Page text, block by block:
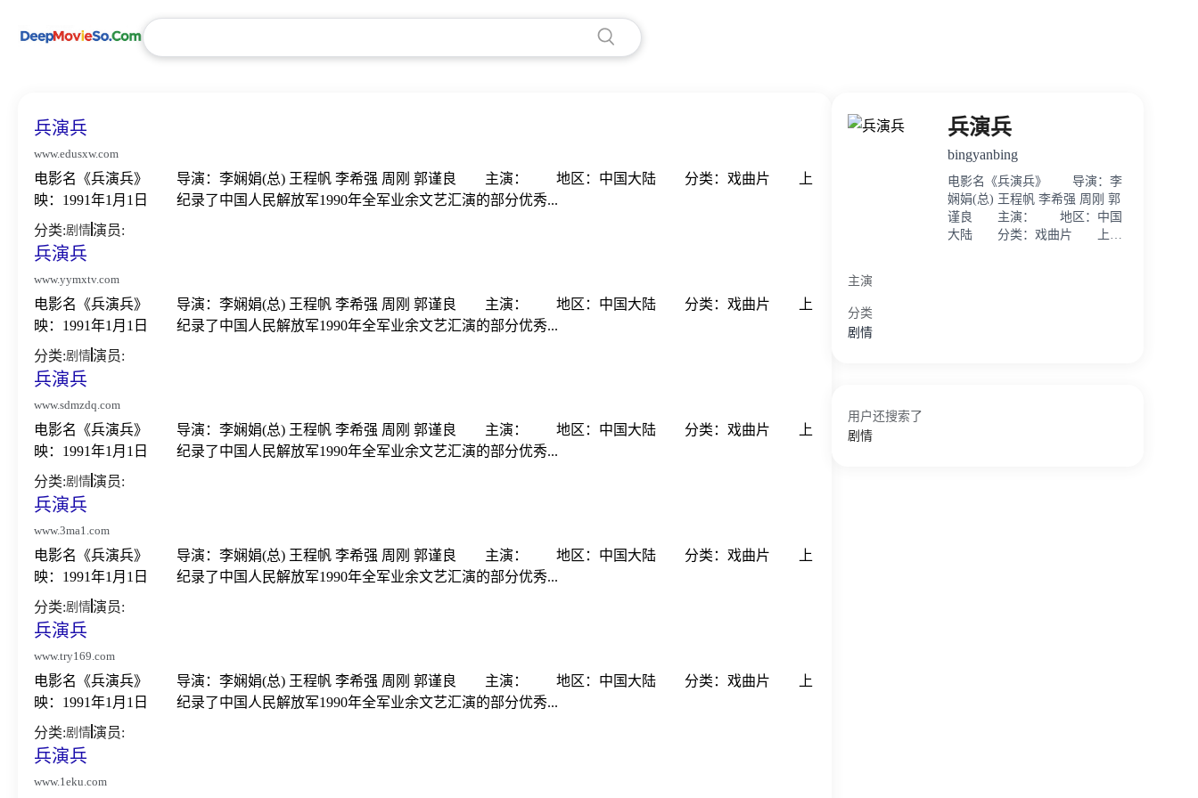
兵演兵
www.edusxw.com
电影名《兵演兵》 导演：李娴娟(总) 王程帆 李希强 周刚 郭谨良 主演： 地区：中国大陆 分类：戏曲片 上
映：1991年1月1日 纪录了中国人民解放军1990年全军业余文艺汇演的部分优秀...
分类:剧情演员:
兵演兵
www.yymxtv.com
电影名《兵演兵》 导演：李娴娟(总) 王程帆 李希强 周刚 郭谨良 主演： 地区：中国大陆 分类：戏曲片 上
映：1991年1月1日 纪录了中国人民解放军1990年全军业余文艺汇演的部分优秀...
分类:剧情演员:
兵演兵
www.sdmzdq.com
电影名《兵演兵》 导演：李娴娟(总) 王程帆 李希强 周刚 郭谨良 主演： 地区：中国大陆 分类：戏曲片 上
映：1991年1月1日 纪录了中国人民解放军1990年全军业余文艺汇演的部分优秀...
分类:剧情演员:
兵演兵
www.3ma1.com
电影名《兵演兵》 导演：李娴娟(总) 王程帆 李希强 周刚 郭谨良 主演： 地区：中国大陆 分类：戏曲片 上
映：1991年1月1日 纪录了中国人民解放军1990年全军业余文艺汇演的部分优秀...
分类:剧情演员:
兵演兵
www.try169.com
电影名《兵演兵》 导演：李娴娟(总) 王程帆 李希强 周刚 郭谨良 主演： 地区：中国大陆 分类：戏曲片 上
映：1991年1月1日 纪录了中国人民解放军1990年全军业余文艺汇演的部分优秀...
分类:剧情演员:
兵演兵
www.1eku.com
兵演兵
bingyanbing
电影名《兵演兵》 导演：李
娴娟(总) 王程帆 李希强 周刚 郭
谨良 主演： 地区：中国
大陆 分类：戏曲片 上
主演
分类
剧情
用户还搜索了
剧情